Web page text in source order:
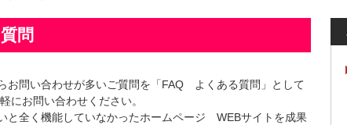
問
お問い合わせが多いご質問を「FAQ よくある質問」として
にお問い合わせください。
と全く機能していなかったホームページ WEBサイトを成果